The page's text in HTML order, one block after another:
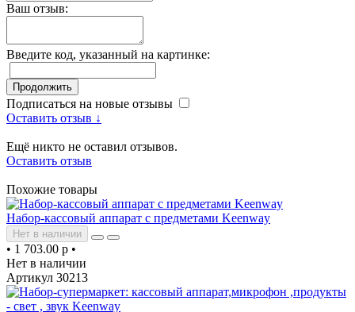
Ваш отзыв:
Введите код, указанный на картинке:
Продолжить
Подписаться на новые отзывы
Оставить отзыв ↓
Ещё никто не оставил отзывов.
Оставить отзыв
Похожие товары
Набор-кассовый аппарат с предметами Keenway
Нет в наличии
• 1 703.00 р •
Нет в наличии
Артикул 30213